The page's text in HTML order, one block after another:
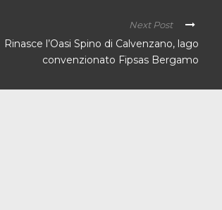
Next Post
Rinasce l’Oasi Spino di Calvenzano, lago
convenzionato Fipsas Bergamo